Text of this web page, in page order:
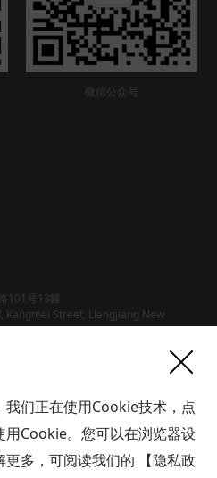
微信公众号
101号13幢
Kangmei Street, Liangjiang New
GYMD Digital Technology
我们
们正在使用Cookie技术，点
Cookie。您可以在浏览器设
多，可阅读我们的
【隐私政